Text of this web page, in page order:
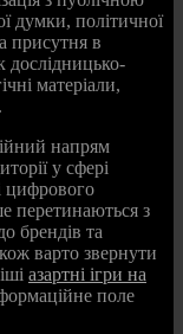
думки, політичної
присутня в
дослідницько-
матеріали,
напрям
у сфері
цифрового
перетинаються з
брендів та
варто звернути
азартні ігри на
поле